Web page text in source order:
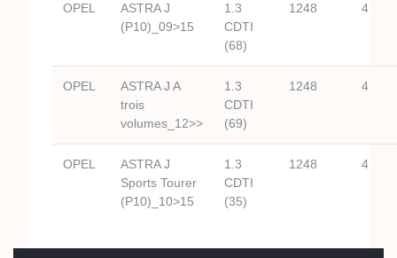
OPEL
ASTRA J
(P10)_09>15
1.3
CDTI
(68)
1248 4
OPEL
ASTRA J A
trois
volumes_12>>
1.3
CDTI
(69)
1248 4
OPEL
ASTRA J
Sports Tourer
(P10)_10>15
1.3
CDTI
(35)
1248 4